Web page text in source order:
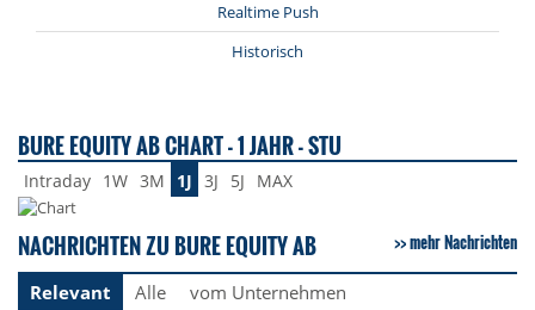
Realtime Push
Historisch
BURE EQUITY AB CHART - 1 JAHR - STU
Intraday 1W 3M 1J 3J 5J MAX
NACHRICHTEN ZU BURE EQUITY AB mehr Nachrichten
Relevant Alle vom Unternehmen